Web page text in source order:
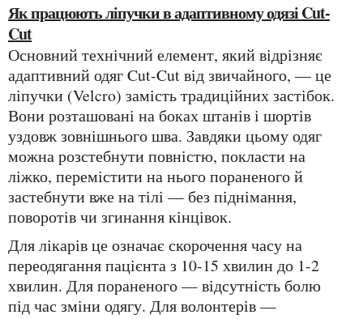
Як працюють ліпучки в адаптивному одязі Cut-
Cut
Основний технічний елемент, який відрізняє
адаптивний одяг Cut-Cut від звичайного, — це
ліпучки (Velcro) замість традиційних застібок.
Вони розташовані на боках штанів і шортів
уздовж зовнішнього шва. Завдяки цьому одяг
можна розстебнути повністю, покласти на
ліжко, перемістити на нього пораненого й
застебнути вже на тілі — без піднімання,
поворотів чи згинання кінцівок.
Для лікарів це означає скорочення часу на
переодягання пацієнта з 10-15 хвилин до 1-2
хвилин. Для пораненого — відсутність болю
під час зміни одягу. Для волонтерів —